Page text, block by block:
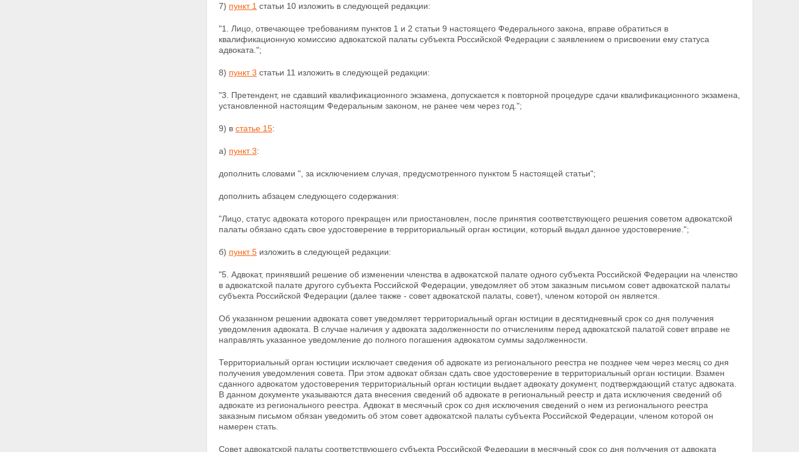
7) пункт 1 статьи 10 изложить в следующей редакции:
"1. Лицо, отвечающее требованиям пунктов 1 и 2 статьи 9 настоящего Федерального закона, вправе обратиться в
квалификационную комиссию адвокатской палаты субъекта Российской Федерации с заявлением о присвоении ему статуса
адвоката.";
8) пункт 3 статьи 11 изложить в следующей редакции:
"3. Претендент, не сдавший квалификационного экзамена, допускается к повторной процедуре сдачи квалификационного экзамена,
установленной настоящим Федеральным законом, не ранее чем через год.";
9) в статье 15:
а) пункт 3:
дополнить словами ", за исключением случая, предусмотренного пунктом 5 настоящей статьи";
дополнить абзацем следующего содержания:
"Лицо, статус адвоката которого прекращен или приостановлен, после принятия соответствующего решения советом адвокатской
палаты обязано сдать свое удостоверение в территориальный орган юстиции, который выдал данное удостоверение.";
б) пункт 5 изложить в следующей редакции:
"5. Адвокат, принявший решение об изменении членства в адвокатской палате одного субъекта Российской Федерации на членство
в адвокатской палате другого субъекта Российской Федерации, уведомляет об этом заказным письмом совет адвокатской палаты
субъекта Российской Федерации (далее также - совет адвокатской палаты, совет), членом которой он является.
Об указанном решении адвоката совет уведомляет территориальный орган юстиции в десятидневный срок со дня получения
уведомления адвоката. В случае наличия у адвоката задолженности по отчислениям перед адвокатской палатой совет вправе не
направлять указанное уведомление до полного погашения адвокатом суммы задолженности.
Территориальный орган юстиции исключает сведения об адвокате из регионального реестра не позднее чем через месяц со дня
получения уведомления совета. При этом адвокат обязан сдать свое удостоверение в территориальный орган юстиции. Взамен
сданного адвокатом удостоверения территориальный орган юстиции выдает адвокату документ, подтверждающий статус адвоката.
В данном документе указываются дата внесения сведений об адвокате в региональный реестр и дата исключения сведений об
адвокате из регионального реестра. Адвокат в месячный срок со дня исключения сведений о нем из регионального реестра
заказным письмом обязан уведомить об этом совет адвокатской палаты субъекта Российской Федерации, членом которой он
намерен стать.
Совет адвокатской палаты соответствующего субъекта Российской Федерации в месячный срок со дня получения от адвоката